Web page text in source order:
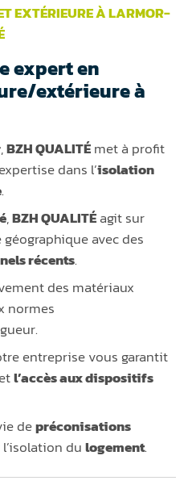
EXTÉRIEURE À LARMOR-
expert en
extérieure à
,BZH QUALITÉmet à profit
dans l’isolation
.
,BZH QUALITÉagit sur
géographique avec des
récents.
des matériaux
normes
entreprise vous garantit
etl’accès aux dispositifs
depréconisations
dulogement.